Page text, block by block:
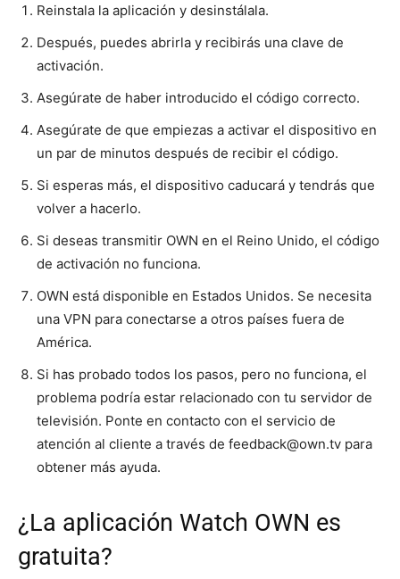
Reinstala la aplicación y desinstálala.
Después, puedes abrirla y recibirás una clave de
activación.
Asegúrate de haber introducido el código correcto.
Asegúrate de que empiezas a activar el dispositivo en
un par de minutos después de recibir el código.
Si esperas más, el dispositivo caducará y tendrás que
volver a hacerlo.
Si deseas transmitir OWN en el Reino Unido, el código
de activación no funciona.
OWN está disponible en Estados Unidos. Se necesita
una VPN para conectarse a otros países fuera de
América.
Si has probado todos los pasos, pero no funciona, el
problema podría estar relacionado con tu servidor de
televisión. Ponte en contacto con el servicio de
atención al cliente a través de feedback@own.tv para
obtener más ayuda.
¿La aplicación Watch OWN es
gratuita?